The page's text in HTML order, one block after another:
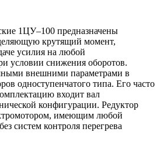
1ЦУ–100 предназначены
крутящий момент,
усилия на любой
условии снижения оборотов.
внешними параметрами в
одноступенчатого типа. Его часто
входит вал
конфигурации. Редуктор
имеющим любой
систем контроля перегрева